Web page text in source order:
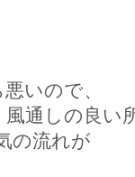
いので、
通しの良い
の流れが